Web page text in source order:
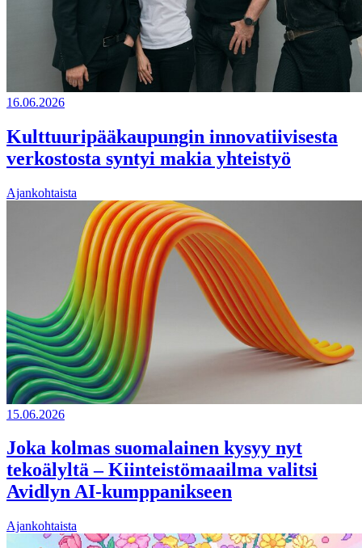
16.06.2026
Kulttuuripääkaupungin innovatiivisesta
verkostosta syntyi makia yhteistyö
Ajankohtaista
15.06.2026
Joka kolmas suomalainen kysyy nyt
tekoälyltä – Kiinteistömaailma valitsi
Avidlyn AI-kumppanikseen
Ajankohtaista